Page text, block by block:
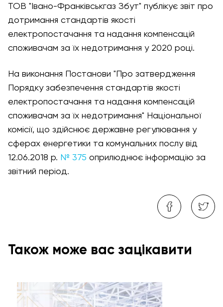
ТОВ "Івано-Франківськгаз Збут" публікує звіт про
дотримання стандартів якості
електропостачання та надання компенсацій
споживачам за їх недотримання у 2020 році.
На виконання Постанови "Про затвердження
Порядку забезпечення стандартів якості
електропостачання та надання компенсацій
споживачам за їх недотримання" Національної
комісії, що здійснює державне регулювання у
сферах енергетики та комунальних послу від
12.06.2018 р. № 375 оприлюднює інформацію за
звітний період.
Також може вас зацікавити